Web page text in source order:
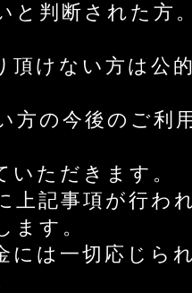
と判断された方
頂けない方は公
方の今後のご利
いただきます。
上記事項が行わ
ます。
には一切応じら